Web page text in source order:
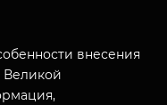
внесения
Великой